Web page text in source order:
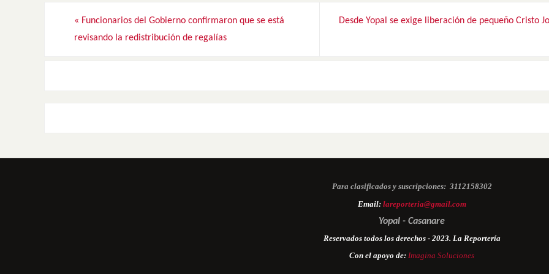
« Funcionarios del Gobierno confirmaron que se está
revisando la redistribución de regalías
Desde Yopal se exige liberación de pequeño Cristo
Para clasificados y suscripciones: 3112158302
Email: lareporteria@gmail.com
Yopal - Casanare
Reservados todos los derechos - 2023. La Reportería
Con el apoyo de: Imagina Soluciones